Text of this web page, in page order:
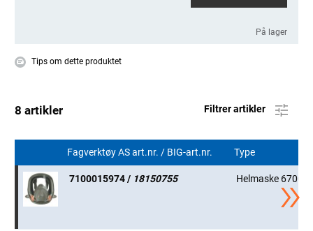
På lager
Tips om dette produktet
8 artikler Filtrer artikler
Fagverktøy AS art.nr. / BIG-art.nr. Type
7100015974 / 18150755 Helmaske 6700S